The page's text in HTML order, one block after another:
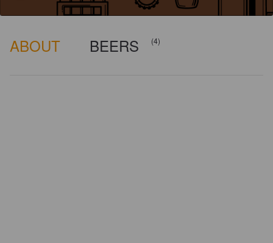
ABOUT BEERS (4)